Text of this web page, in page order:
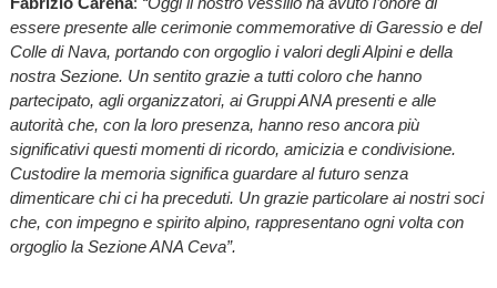
essere presente alle cerimonie commemorative di Garessio e del
Colle di Nava, portando con orgoglio i valori degli Alpini e della
nostra Sezione. Un sentito grazie a tutti coloro che hanno
partecipato, agli organizzatori, ai Gruppi ANA presenti e alle
autorità che, con la loro presenza, hanno reso ancora più
significativi questi momenti di ricordo, amicizia e condivisione.
Custodire la memoria significa guardare al futuro senza
dimenticare chi ci ha preceduti. Un grazie particolare ai nostri soci
che, con impegno e spirito alpino, rappresentano ogni volta con
orgoglio la Sezione ANA Ceva”.